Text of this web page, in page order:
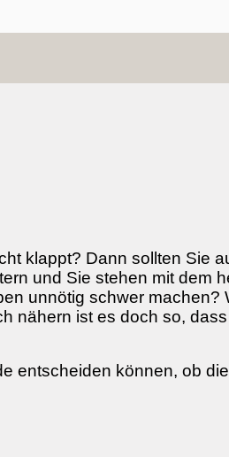
klappt? Dann sollten Sie
und Sie stehen mit dem
unnötig schwer machen?
nähern ist es doch so,
entscheiden können, ob